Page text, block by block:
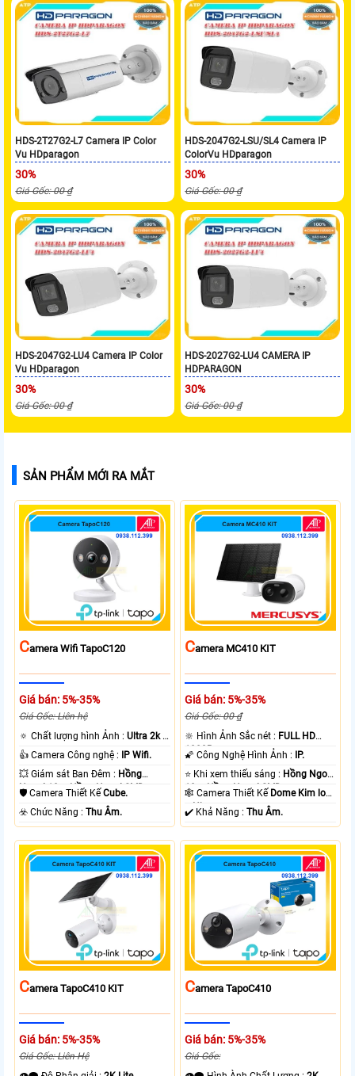
HDS-2T27G2-L7 Camera IP Color
Vu HDparagon
30%
Giá Gốc: 00 ₫
HDS-2047G2-LSU/SL4 Camera IP
ColorVu HDparagon
30%
Giá Gốc: 00 ₫
HDS-2047G2-LU4 Camera IP Color
Vu HDparagon
30%
Giá Gốc: 00 ₫
HDS-2027G2-LU4 CAMERA IP
HDPARAGON
30%
Giá Gốc: 00 ₫
SẢN PHẨM MỚI RA MẮT
CAmera Wifi TapoC120
Giá bán: 5%-35%
Giá Gốc: Liên hệ
🔅 Chất lượng hình Ảnh :Ultra 2k +
.
👍 Camera Công nghệ :
IP Wifi.
💥 Giám sát Ban Đêm : Hồng
Ngoại 10m Hồng Ngoại SMD.
🛡 Camera Thiết KếCube.
️☣️ Chức Năng :Thu Âm.
CAmera MC410 KIT
Giá bán: 5%-35%
Giá Gốc: 00 ₫
🔆 Hình Ảnh Sắc nét : FULL HD
1080P .
🌠 Công Nghệ Hình Ảnh :
IP.
⭐ Khi xem thiếu sáng : Hồng Ngoại
10m Hồng Ngoại SMD.
🕸️ Camera Thiết Kế Dome Kim loại
+ Nhựa.
️✔️ Khả Năng :Thu Âm.
CAmera TapoC410 KIT
Giá bán: 5%-35%
Giá Gốc: Liên Hệ
CAmera TapoC410
Giá bán: 5%-35%
Giá Gốc: